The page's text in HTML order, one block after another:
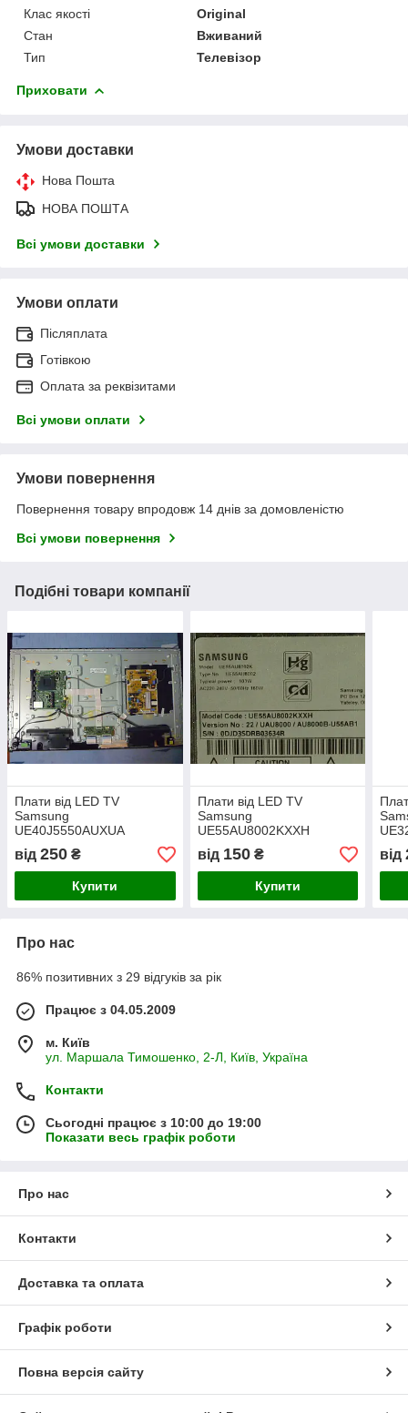
Клас якості
Original
Стан
Вживаний
Тип
Телевізор
Приховати
Умови доставки
Нова Пошта
НОВА ПОШТА
Всі умови доставки
Умови оплати
Післяплата
Готівкою
Оплата за реквізитами
Всі умови оплати
Умови повернення
Повернення товару впродовж 14 днів за домовленістю
Всі умови повернення
Подібні товари компанії
Плати від LED TV
Samsung
UE40J5550AUXUA
поблочно (розбита
матриця).
від 250 ₴
Купити
Плати від LED TV
Samsung
UE55AU8002KXXH
поблочно (розбита
матриця)
від 150₴
Купити
від
Про нас
86% позитивних з 29 відгуків за рік
Працює з 04.05.2009
м. Київ
ул. Маршала Тимошенко, 2-Л, Київ, Україна
Контакти
Сьогодні працює з 10:00 до 19:00
Показати весь графік роботи
Про нас
Контакти
Доставка та оплата
Графік роботи
Повна версія сайту